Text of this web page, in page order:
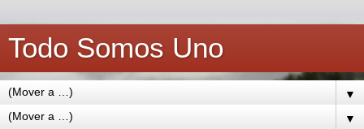
Todo Somos Uno
▼
▼